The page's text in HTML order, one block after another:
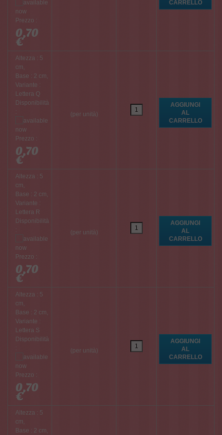
Prezzo :
0,70
€
Altezza : 5
cm,
Base : 2 cm,
Variante :
Lettera Q
Disponibilità
:
Prezzo :
0,70
€
(per unità)
Altezza : 5
cm,
Base : 2 cm,
Variante :
Lettera R
Disponibilità
:
Prezzo :
0,70
€
(per unità)
Altezza : 5
cm,
Base : 2 cm,
Variante :
Lettera S
Disponibilità
:
Prezzo :
0,70
€
(per unità)
Altezza : 5
cm,
Base : 2 cm,